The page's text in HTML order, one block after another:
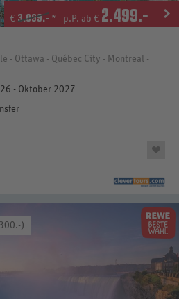
€ 3.099.- * p.P. ab € 2.499.-
- Ottawa - Québec City - Montreal -
- Oktober 2027
)